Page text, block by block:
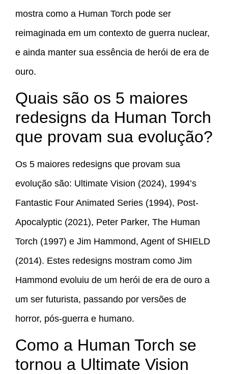
mostra como a Human Torch pode ser
reimaginada em um contexto de guerra nuclear,
e ainda manter sua essência de herói de era de
ouro.
Quais são os 5 maiores
redesigns da Human Torch
que provam sua evolução?
Os 5 maiores redesigns que provam sua
evolução são: Ultimate Vision (2024), 1994’s
Fantastic Four Animated Series (1994), Post-
Apocalyptic (2021), Peter Parker, The Human
Torch (1997) e Jim Hammond, Agent of SHIELD
(2014). Estes redesigns mostram como Jim
Hammond evoluiu de um herói de era de ouro a
um ser futurista, passando por versões de
horror, pós-guerra e humano.
Como a Human Torch se
tornou a Ultimate Vision